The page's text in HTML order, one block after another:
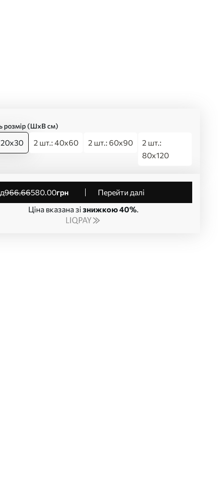
розмір (ШхВ см)
2 шт.: 40x60 2 шт.: 60x90
2 шт.:
80x120
966.66580.00грн
Перейти далі
Ціна вказана зі знижкою 40%.